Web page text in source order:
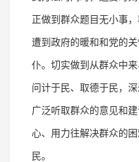
正做到群众题目无小事
遭到政府的暖和和党的
仆。切实做到从群众中
问计于民、取德于民，
广泛听取群众的意见和
心、用力往解决群众的
民。